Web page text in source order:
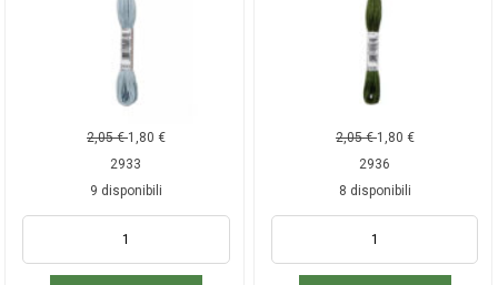
2,05€ 1,80 €
2933
9 disponibili
2,05€ 1,80 €
2936
8 disponibili